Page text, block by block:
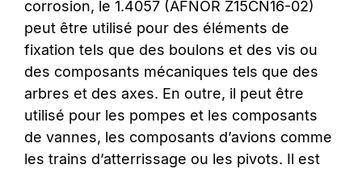
corrosion, le 1.4057 (AFNOR Z15CN16-02)
peut être utilisé pour des éléments de
fixation tels que des boulons et des vis ou
des composants mécaniques tels que des
arbres et des axes. En outre, il peut être
utilisé pour les pompes et les composants
de vannes, les composants d’avions comme
les trains d’atterrissage ou les pivots. Il est